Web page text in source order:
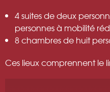
4 suites de deux
personnes à mobilité
8 chambres de huit
Ces lieux comprennent le